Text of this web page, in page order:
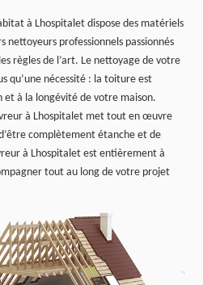
à Lhospitalet dispose des matériels
nettoyeurs professionnels passionnés
règles de l’art. Le nettoyage de votre
qu’une nécessité : la toiture est
à la longévité de votre maison.
à Lhospitalet met tout en œuvre
complètement étanche et de
à Lhospitalet est entièrement à
tout au long de votre projet